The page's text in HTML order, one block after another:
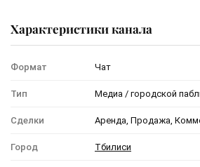
Характеристики канала
Формат Чат
Тип Медиа / городской
Сделки Аренда, Продажа,
Город Тбилиси